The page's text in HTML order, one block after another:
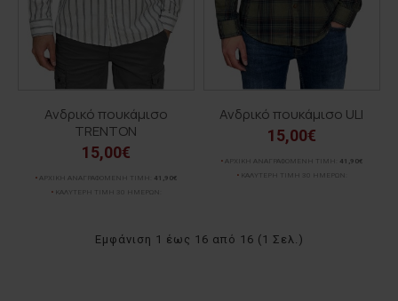
Ανδρικό πουκάμισο
TRENTON
15,00€
ΑΡΧΙΚΗ ΑΝΑΓΡΑΦΟΜΕΝΗ ΤΙΜΗ:
41,90€
ΚΑΛΥΤΕΡΗ ΤΙΜΗ 30 ΗΜΕΡΩΝ:
Ανδρικό πουκάμισο ULI
15,00€
ΑΡΧΙΚΗ ΑΝΑΓΡΑΦΟΜΕΝΗ ΤΙΜΗ:
41,90€
ΚΑΛΥΤΕΡΗ ΤΙΜΗ 30 ΗΜΕΡΩΝ:
Εμφάνιση 1 έως 16 από 16 (1 Σελ.)